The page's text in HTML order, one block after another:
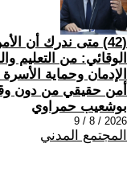
(42) متى ندرك أن
الوقائي: من التعليم
الإدمان وحماية
أمن حقيقي من دون
بوشعيب حمراوي
2026 / 8 / 9
المجتمع المدني